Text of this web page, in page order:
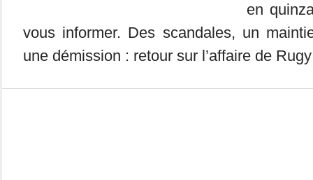
en
vous informer. Des scandales, un
une démission : retour sur l’affaire de